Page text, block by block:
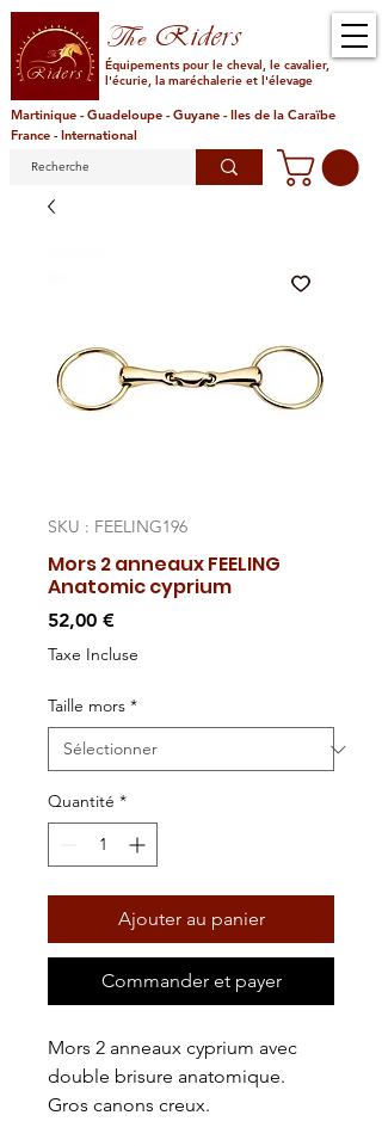
TheRiders
Équipements pour le cheval, le cavalier,
l'écurie, la maréchalerie et l'élevage
Martinique - Guadeloupe - Guyane - Iles de la Caraïbe
France - International
SKU : FEELING196
Mors 2 anneaux FEELING
Anatomic cyprium
52,00 €Prix
Taxe Incluse
Taille mors *
Quantité *
Ajouter au panier
Commander et payer
Mors 2 anneaux cyprium avec
double brisure anatomique.
Gros canons creux.